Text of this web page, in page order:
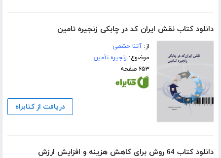
دانلود کتاب نقش ایران کد در چابکی زنجیره تامین
از:آتنا حشمی
موضوع:زنجیره تأمین
۶۵۳ صفحه
دریافت از کتابراه
دانلود کتاب 64 روش برای کاهش هزینه و افزایش ارزش